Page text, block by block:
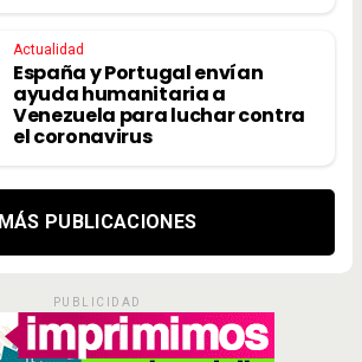
Actualidad
España y Portugal envían
ayuda humanitaria a
Venezuela para luchar contra
el coronavirus
MÁS PUBLICACIONES
PUBLICIDAD